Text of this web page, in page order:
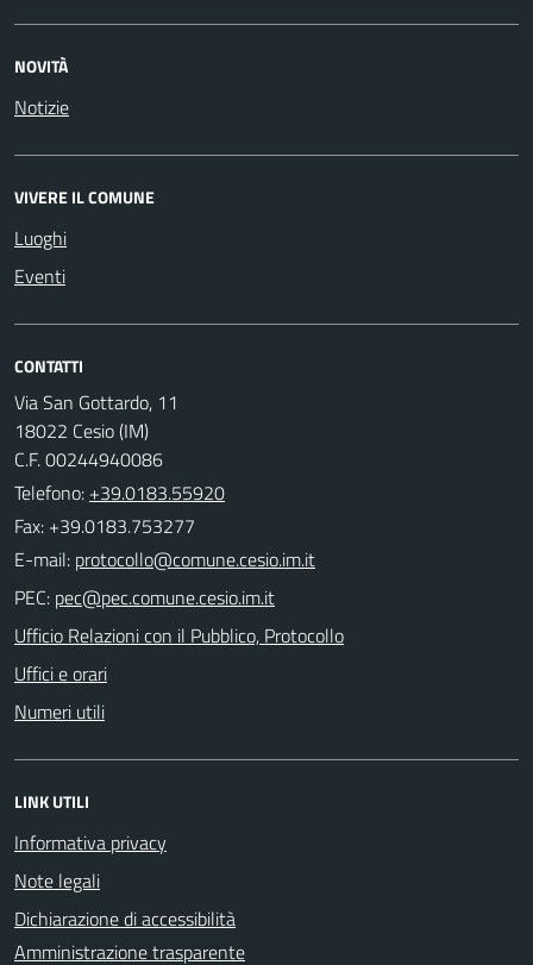
NOVITÀ
Notizie
VIVERE IL COMUNE
Luoghi
Eventi
CONTATTI
Via San Gottardo, 11
18022 Cesio (IM)
C.F. 00244940086
Telefono: +39.0183.55920
Fax: +39.0183.753277
E-mail:
PEC:
Ufficio Relazioni con il Pubblico, Protocollo
Uffici e orari
Numeri utili
LINK UTILI
Informativa privacy
Note legali
Dichiarazione di accessibilità
Amministrazione trasparente